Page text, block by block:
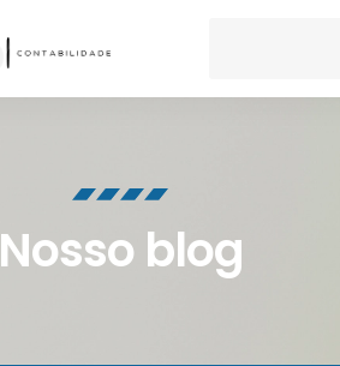
Nosso blog